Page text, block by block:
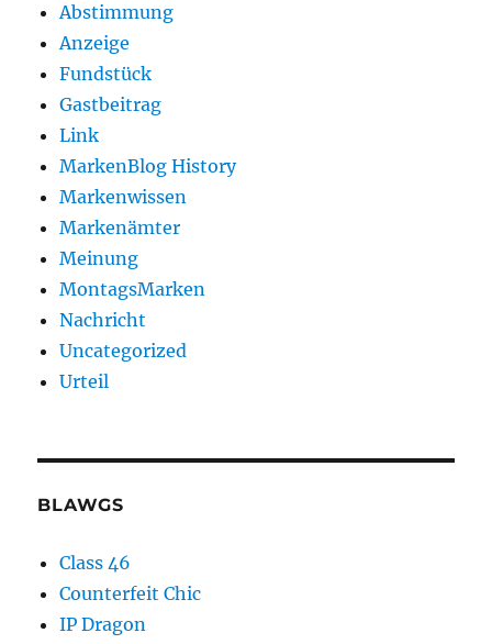
Abstimmung
Anzeige
Fundstück
Gastbeitrag
Link
MarkenBlog History
Markenwissen
Markenämter
Meinung
MontagsMarken
Nachricht
Uncategorized
Urteil
BLAWGS
Class 46
Counterfeit Chic
IP Dragon